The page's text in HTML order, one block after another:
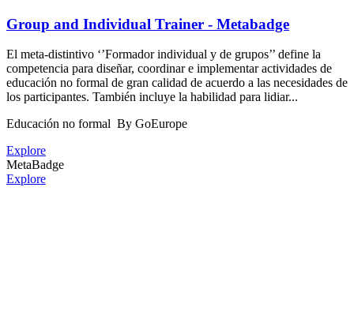
Group and Individual Trainer - Metabadge
El meta-distintivo ‘’Formador individual y de grupos’’ define la
competencia para diseñar, coordinar e implementar actividades de
educación no formal de gran calidad de acuerdo a las necesidades de
los participantes. También incluye la habilidad para lidiar...
Educación no formal By GoEurope
Explore
MetaBadge
Explore